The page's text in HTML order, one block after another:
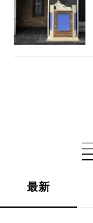
最新